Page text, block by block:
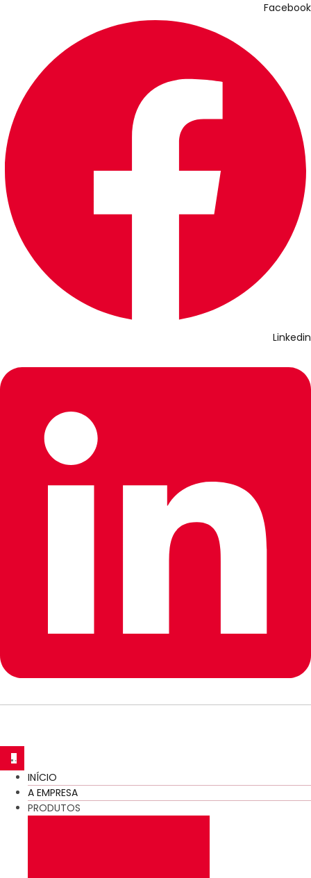
Facebook
Linkedin
INÍCIO
A EMPRESA
PRODUTOS